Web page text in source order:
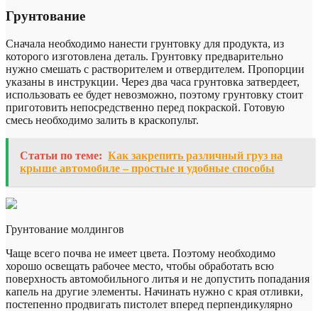
Грунтование
Сначала необходимо нанести грунтовку для продукта, из
которого изготовлена ​​деталь. Грунтовку предварительно
нужно смешать с растворителем и отвердителем. Пропорции
указаны в инструкции. Через два часа грунтовка затвердеет,
использовать ее будет невозможно, поэтому грунтовку стоит
приготовить непосредственно перед покраской. Готовую
смесь необходимо залить в краскопульт.
Статьи по теме: Как закрепить различный груз на
крыше автомобиле – простые и удобные способы
Грунтование молдингов
Чаще всего почва не имеет цвета. Поэтому необходимо
хорошо освещать рабочее место, чтобы обработать всю
поверхность автомобильного литья и не допустить попадания
капель на другие элементы. Начинать нужно с края отливки,
постепенно продвигать пистолет вперед перпендикулярно